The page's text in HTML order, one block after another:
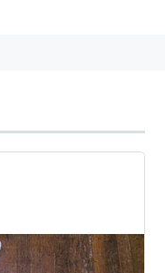
4足歩行である。
トシが連れているピ
団の一員。
操縦する。